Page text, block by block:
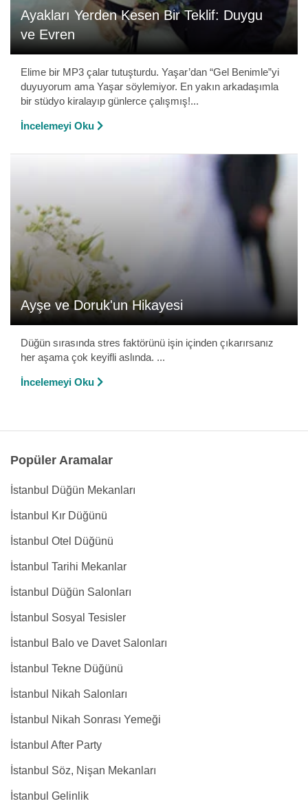
Ayakları Yerden Kesen Bir Teklif: Duygu
ve Evren
Elime bir MP3 çalar tutuşturdu. Yaşar’dan “Gel Benimle”yi
duyuyorum ama Yaşar söylemiyor. En yakın arkadaşımla
bir stüdyo kiralayıp günlerce çalışmış!...
İncelemeyi Oku
Ayşe ve Doruk'un Hikayesi
Düğün sırasında stres faktörünü işin içinden çıkarırsanız
her aşama çok keyifli aslında. ...
İncelemeyi Oku
Popüler Aramalar
İstanbul Düğün Mekanları
İstanbul Kır Düğünü
İstanbul Otel Düğünü
İstanbul Tarihi Mekanlar
İstanbul Düğün Salonları
İstanbul Sosyal Tesisler
İstanbul Balo ve Davet Salonları
İstanbul Tekne Düğünü
İstanbul Nikah Salonları
İstanbul Nikah Sonrası Yemeği
İstanbul After Party
İstanbul Söz, Nişan Mekanları
İstanbul Gelinlik